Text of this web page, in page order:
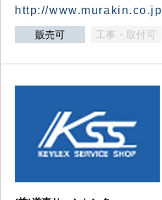
http://www.murakin.co.jp
販売可 工事・取付可